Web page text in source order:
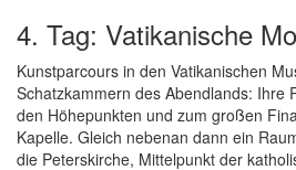
4. Tag: Vatikanische
Kunstparcours in den Vatikanischen
Schatzkammern des Abendlands: Ihre
den Höhepunkten und zum großen
Kapelle. Gleich nebenan dann ein
die Peterskirche, Mittelpunkt der